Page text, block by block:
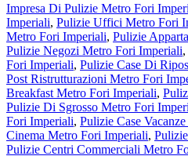
Impresa Di Pulizie Metro Fori
Imperiali, Pulizie Uffici Metro Fori
Metro Fori Imperiali, Pulizie
Pulizie Negozi Metro Fori Imperiali,
Fori Imperiali, Pulizie Case Di
Post Ristrutturazioni Metro Fori
Breakfast Metro Fori Imperiali,
Pulizie Di Sgrosso Metro Fori
Fori Imperiali, Pulizie Case
Cinema Metro Fori Imperiali,
Pulizie Centri Commerciali Metro